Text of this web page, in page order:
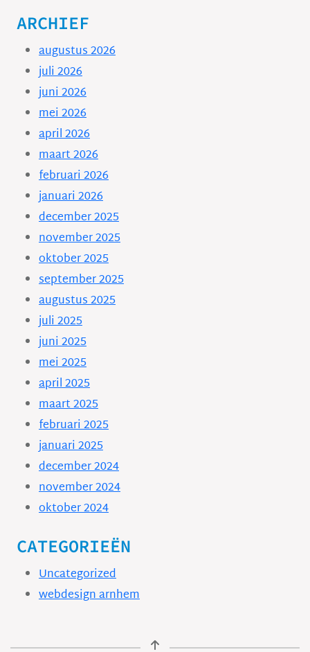
ARCHIEF
augustus 2026
juli 2026
juni 2026
mei 2026
april 2026
maart 2026
februari 2026
januari 2026
december 2025
november 2025
oktober 2025
september 2025
augustus 2025
juli 2025
juni 2025
mei 2025
april 2025
maart 2025
februari 2025
januari 2025
december 2024
november 2024
oktober 2024
CATEGORIEËN
Uncategorized
webdesign arnhem